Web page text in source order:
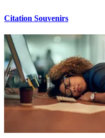
Citation Souvenirs